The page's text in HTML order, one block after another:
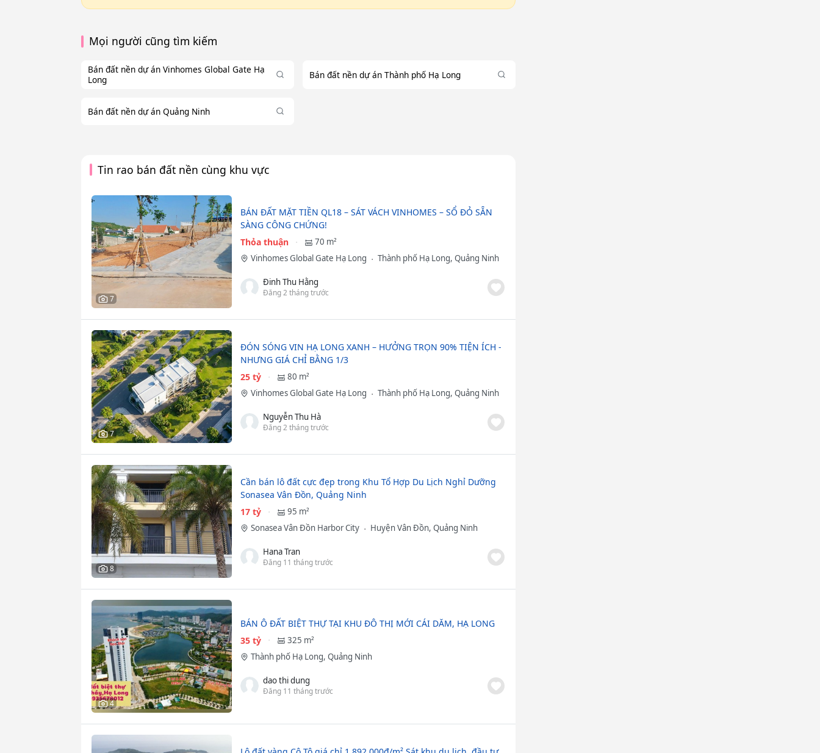
Mọi người cũng tìm kiếm
Bán đất nền dự án Vinhomes Global Gate Hạ
Long
Bán đất nền dự án Thành phố Hạ Long
Bán đất nền dự án Quảng Ninh
Tin rao bán đất nền cùng khu vực
7
BÁN ĐẤT MẶT TIỀN QL18 – SÁT VÁCH VINHOMES – SỔ ĐỎ SẴN
SÀNG CÔNG CHỨNG!
Thỏa thuận
70 m²
Vinhomes Global Gate Hạ Long
Thành phố Hạ Long, Quảng Ninh
Đinh Thu Hằng
Đăng 2 tháng trước
7
ĐÓN SÓNG VIN HẠ LONG XANH – HƯỞNG TRỌN 90% TIỆN ÍCH -
NHƯNG GIÁ CHỈ BẰNG 1/3
25 tỷ
80 m²
Vinhomes Global Gate Hạ Long
Thành phố Hạ Long, Quảng Ninh
Nguyễn Thu Hà
Đăng 2 tháng trước
8
Cần bán lô đất cực đẹp trong Khu Tổ Hợp Du Lịch Nghỉ Dưỡng
Sonasea Vân Đồn, Quảng Ninh
17 tỷ
95 m²
Sonasea Vân Đồn Harbor City
Huyện Vân Đồn, Quảng Ninh
Hana Tran
Đăng 11 tháng trước
4
BÁN Ô ĐẤT BIỆT THỰ TẠI KHU ĐÔ THỊ MỚI CÁI DĂM, HẠ LONG
35 tỷ
325 m²
Thành phố Hạ Long, Quảng Ninh
dao thi dung
Đăng 11 tháng trước